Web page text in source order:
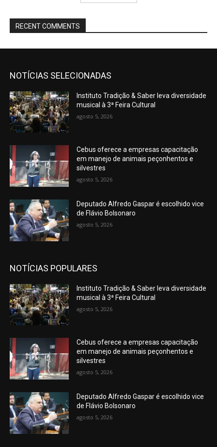
RECENT COMMENTS
NOTÍCIAS SELECIONADAS
Instituto Tradição & Saber leva diversidade
musical à 3ª Feira Cultural
agosto 5, 2026
Cebus oferece a empresas capacitação
em manejo de animais peçonhentos e
silvestres
agosto 5, 2026
Deputado Alfredo Gaspar é escolhido vice
de Flávio Bolsonaro
agosto 5, 2026
NOTÍCIAS POPULARES
Instituto Tradição & Saber leva diversidade
musical à 3ª Feira Cultural
agosto 5, 2026
Cebus oferece a empresas capacitação
em manejo de animais peçonhentos e
silvestres
agosto 5, 2026
Deputado Alfredo Gaspar é escolhido vice
de Flávio Bolsonaro
agosto 5, 2026